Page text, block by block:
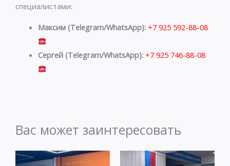
специалистами:
Максим (Telegram/WhatsApp): +7 925 592-88-08
Сергей (Telegram/WhatsApp): +7 925 746-88-08
Вас может заинтересовать